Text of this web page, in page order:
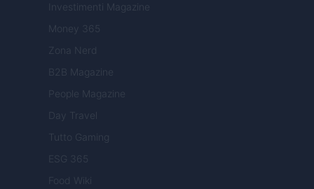
Investimenti Magazine
Money 365
Zona Nerd
B2B Magazine
People Magazine
Day Travel
Tutto Gaming
ESG 365
Food Wiki